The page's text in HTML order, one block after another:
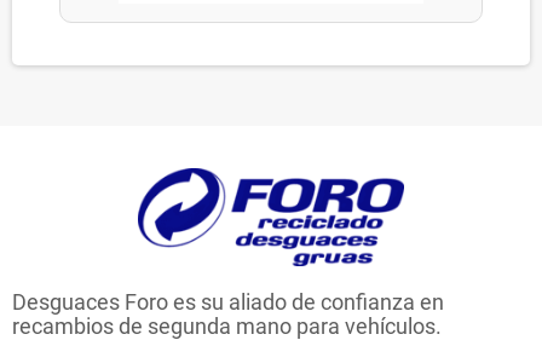
Desguaces Foro es su aliado de confianza en
recambios de segunda mano para vehículos.